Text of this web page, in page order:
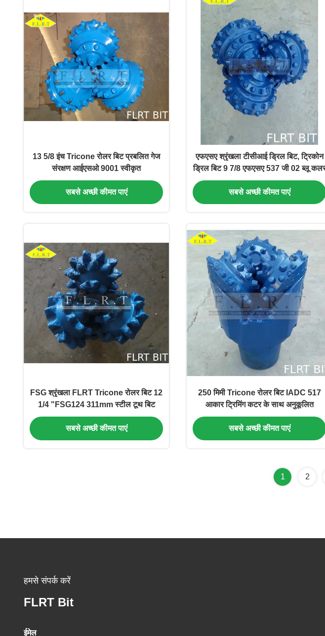
13 5/8 इंच Tricone रोलर बिट प्रबलित गेज
संरक्षण आईएसओ 9001 स्वीकृत
सबसे अच्छी कीमत पाएं
एफएसए श्रृंखला टीसीआई ड्रिल बिट, ट्रिकोन
ड्रिल बिट 9 7/8 एफएसए 537 जी 02 ब्लू
सबसे अच्छी कीमत पाएं
FSG श्रृंखला FLRT Tricone रोलर बिट 12
1/4 "FSG124 311mm स्टील टूथ बिट
सबसे अच्छी कीमत पाएं
250 मिमी Tricone रोलर बिट IADC 517
आकार ट्रिमिंग कटर के साथ अनुकूलित
सबसे अच्छी कीमत पाएं
1 2
हमसे संपर्क करें
FLRT Bit
ईमेल